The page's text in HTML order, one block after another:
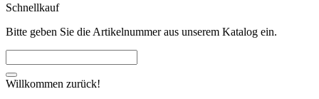
Schnellkauf
Bitte geben Sie die Artikelnummer aus unserem Katalog ein.
Willkommen zurück!